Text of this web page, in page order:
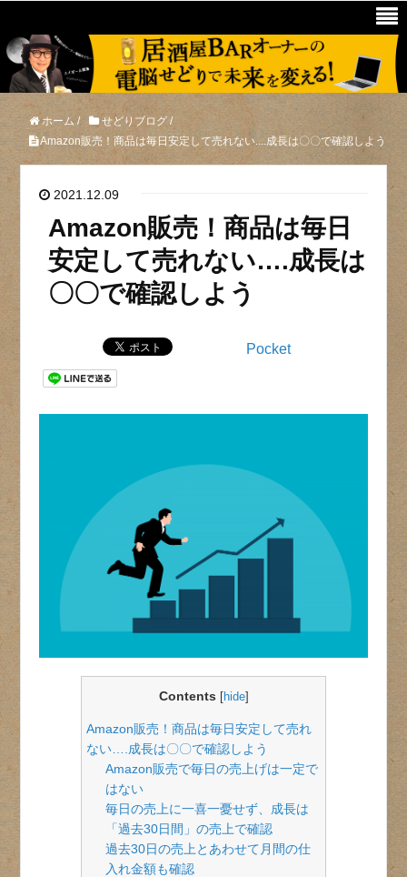
ホーム / せどりブログ/
Amazon販売！商品は毎日安定して売れない....成長は〇〇で確認しよう
2021.12.09
Amazon販売！商品は毎日
安定して売れない….成長は
〇〇で確認しよう
Pocket
Contents [hide]
Amazon販売！商品は毎日安定して売れ
ない….成長は〇〇で確認しよう
Amazon販売で毎日の売上げは一定で
はない
毎日の売上に一喜一憂せず、成長は
「過去30日間」の売上で確認
過去30日の売上とあわせて月間の仕
入れ金額も確認